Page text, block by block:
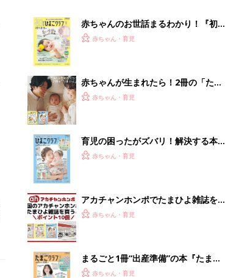
赤ちゃんのお世話まるわかり！『初め
てのひよこクラブ 夏号』〈巻頭大特
赤ちゃん・育児
赤ちゃんが生まれたら！2冊の「たま
ひよ」
赤ちゃん・育児
育児の困ったがズバリ！解決する本
『ひよこクラブ 夏号』 4カ月～2才
赤ちゃん・育児
アカチャンホンポでたまひよ雑誌を買
うとポイント10倍【期間限定】
赤ちゃん・育児
まるごと1冊“出産準備”の本『たまご
クラブ 夏号』〈スペシャル大特集〉
赤ちゃん・育児